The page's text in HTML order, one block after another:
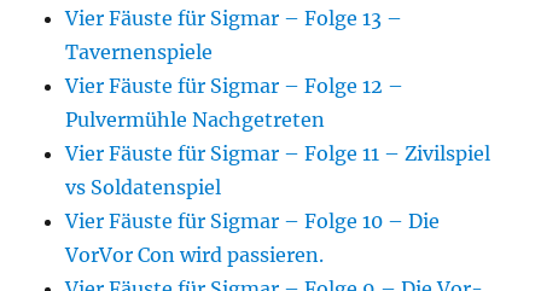
Vier Fäuste für Sigmar – Folge 13 –
Tavernenspiele
Vier Fäuste für Sigmar – Folge 12 –
Pulvermühle Nachgetreten
Vier Fäuste für Sigmar – Folge 11 – Zivilspiel
vs Soldatenspiel
Vier Fäuste für Sigmar – Folge 10 – Die
VorVor Con wird passieren.